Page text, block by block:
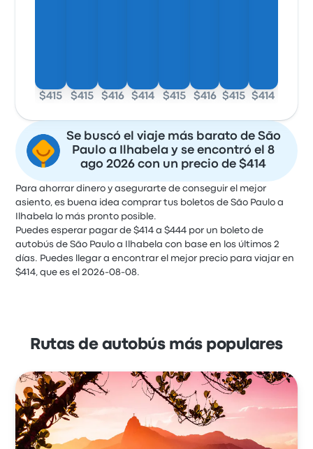
$415 $415 $416 $414 $415 $416 $415 $414
Se buscó el viaje más barato de São
Paulo a Ilhabela y se encontró el 8
ago 2026 con un precio de $414
Para ahorrar dinero y asegurarte de conseguir el mejor
asiento, es buena idea comprar tus boletos de São Paulo a
Ilhabela lo más pronto posible.
Puedes esperar pagar de $414 a $444 por un boleto de
autobús de São Paulo a Ilhabela con base en los últimos 2
días. Puedes llegar a encontrar el mejor precio para viajar en
$414, que es el 2026-08-08.
Rutas de autobús más populares